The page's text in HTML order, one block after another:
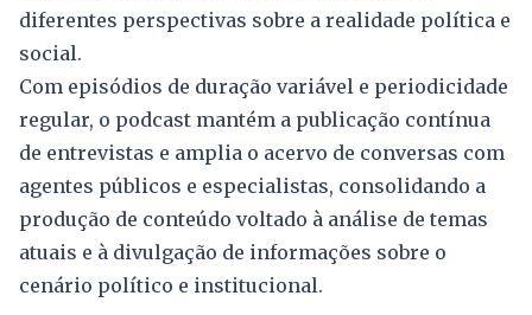
diferentes perspectivas sobre a realidade política e
social.
Com episódios de duração variável e periodicidade
regular, o podcast mantém a publicação contínua
de entrevistas e amplia o acervo de conversas com
agentes públicos e especialistas, consolidando a
produção de conteúdo voltado à análise de temas
atuais e à divulgação de informações sobre o
cenário político e institucional.